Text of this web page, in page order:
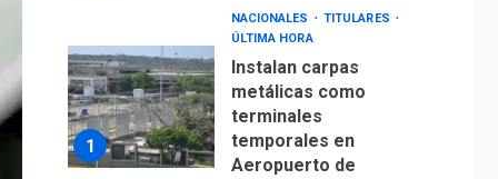
2
LATINOAMÉRICA Y CARIBE
TITULARES
ÚLTIMA HORA
De la Espriella
asumirá Presidencia
en ceremonia atípica
fuera de Bogotá
POLÍTICA
TITULARES